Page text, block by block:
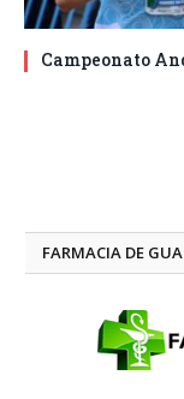
Campeonato
FARMACIA DE